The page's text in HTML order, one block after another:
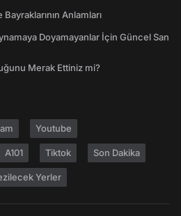
Anlamları
Doyamayanlar İçin Güncel San
Merak Ettiniz mi?
Youtube
A101 Tiktok Son Dakika
Yerler